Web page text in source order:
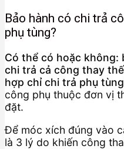
Bảo hành có chi trả
phụ tùng?
Có thể có hoặc không:
chi trả cả công thay
hợp chỉ chi trả phụ
công phụ thuộc đơn vị
đặt.
Để móc xích đúng vào
là 3 lý do khiến công